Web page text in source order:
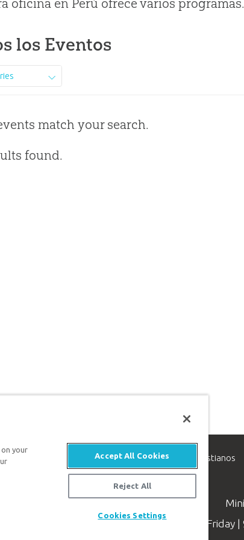
oficina en Perú ofrece varios programas.
los Eventos
match your search.
found.
de apologética, dedicado a ayudar a los cristianos
de Jesucristo.
Available Monday–Friday |
your
Accept All Cookies
Reject All
Cookies Settings